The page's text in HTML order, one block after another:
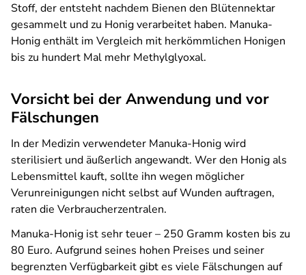
Stoff, der entsteht nachdem Bienen den Blütennektar
gesammelt und zu Honig verarbeitet haben. Manuka-
Honig enthält im Vergleich mit herkömmlichen Honigen
bis zu hundert Mal mehr Methylglyoxal.
Vorsicht bei der Anwendung und vor
Fälschungen
In der Medizin verwendeter Manuka-Honig wird
sterilisiert und äußerlich angewandt. Wer den Honig als
Lebensmittel kauft, sollte ihn wegen möglicher
Verunreinigungen nicht selbst auf Wunden auftragen,
raten die Verbraucherzentralen.
Manuka-Honig ist sehr teuer – 250 Gramm kosten bis zu
80 Euro. Aufgrund seines hohen Preises und seiner
begrenzten Verfügbarkeit gibt es viele Fälschungen auf